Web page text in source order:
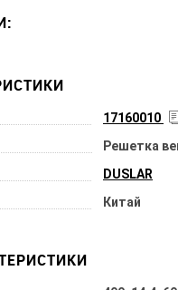
17160010
Решетка
DUSLAR
Китай